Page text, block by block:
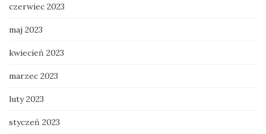
czerwiec 2023
maj 2023
kwiecień 2023
marzec 2023
luty 2023
styczeń 2023